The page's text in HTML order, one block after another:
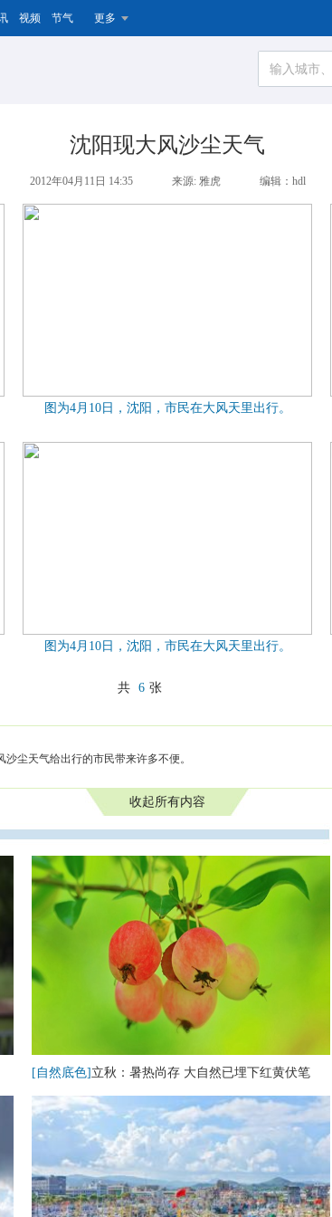
视频 节气 更多
沈阳现大风沙尘天气
2012年04月11日 14:35 来源: 雅虎 编辑：hdl
图为4月10日，沈阳，市民在大风天里出行。
图为4月10日，沈阳，市民在大风天里出行。
共 6 张
尘天气给出行的市民带来许多不便。
收起所有内容
[自然底色] 立秋：暑热尚存 大自然已埋下红黄伏笔